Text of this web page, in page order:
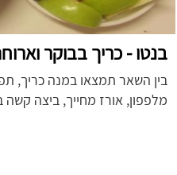
בנטו - כריך בבוקר
בין השאר תמצאו במנה כריך,
מלפפון, אורז מחייך, ביצה קשה